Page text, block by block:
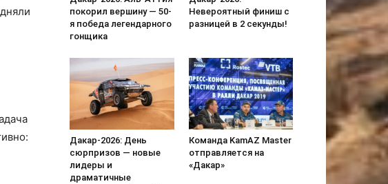
покорил вершину — 50-
я победа легендарного
гонщика
Невероятный финиш с
разницей в 2 секунды!
Дакар-2026: День
сюрпризов — новые
лидеры и
драматичные
Команда KamAZ Master
отправляется на
«Дакар»